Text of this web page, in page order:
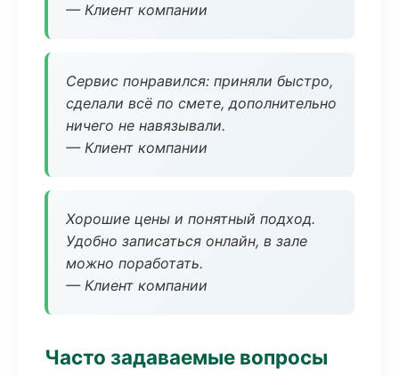
— Клиент компании
Сервис понравился: приняли быстро,
сделали всё по смете, дополнительно
ничего не навязывали.
— Клиент компании
Хорошие цены и понятный подход.
Удобно записаться онлайн, в зале
можно поработать.
— Клиент компании
Часто задаваемые вопросы